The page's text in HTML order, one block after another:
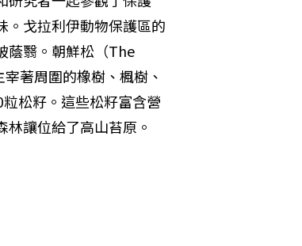
。戈拉利伊動物保護區的
蔭翳。朝鮮松（The
著周圍的橡樹、楓樹、
松籽。這些松籽富含營
讓位給了高山苔原。